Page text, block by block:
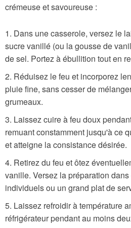
crémeuse et savoureuse :
Dans une casserole, versez le
sucre vanillé (ou la gousse de
de sel. Portez à ébullition tout en
Réduisez le feu et incorporez
pluie fine, sans cesser de
grumeaux.
Laissez cuire à feu doux
remuant constamment jusqu'à ce
et atteigne la consistance désirée.
Retirez du feu et ôtez
vanille. Versez la préparation
individuels ou un grand plat de
Laissez refroidir à température
réfrigérateur pendant au moins